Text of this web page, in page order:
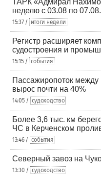
ТАРК «Адмирал
неделю с 03.08 по
15:37 / итоги недели
Регистр расширяет
судостроения и
15:15 / события
Пассажиропоток
вырос почти на 40%
14:05 / судоходство
Более 3,6 тыс. км
ЧС в Керченском
13:46 / события
Северный завоз на
13:30 / судоходство